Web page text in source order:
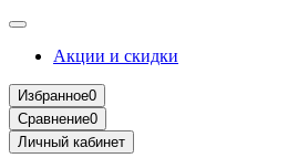
Акции и скидки
Избранное0
Сравнение0
Личный кабинет